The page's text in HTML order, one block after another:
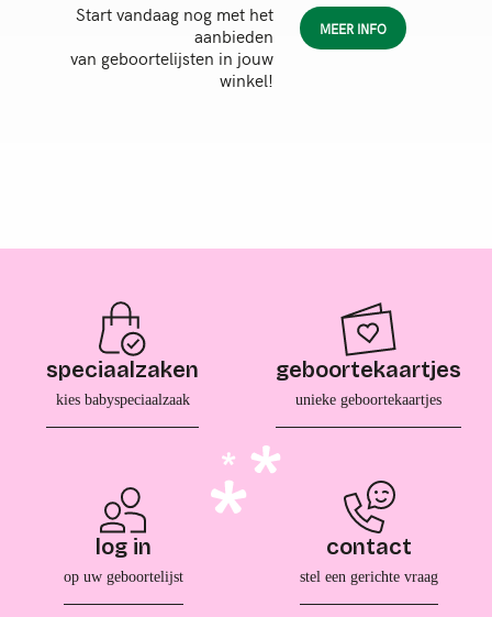
Start vandaag nog met het
aanbieden
van geboortelijsten in jouw
winkel!
MEER INFO
speciaalzaken
kies babyspeciaalzaak
geboortekaartjes
unieke geboortekaartjes
log in
op uw geboortelijst
contact
stel een gerichte vraag